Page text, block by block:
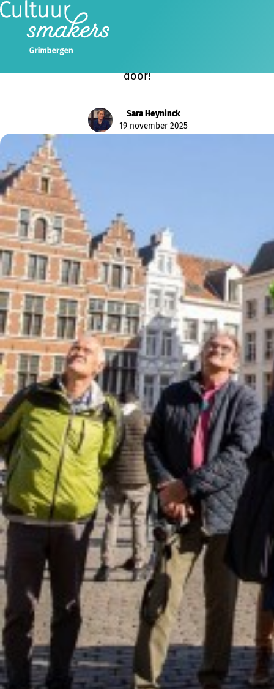
Cultuursmakers gaat door!
2026 door de Vlaamse Regering gaat Cultuursmakers
door!
Sara Heyninck
19 november 2025